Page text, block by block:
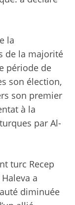
la
de la majorité
période de
son élection,
son premier
à la
par Al-
turc Recep
a
diminuée